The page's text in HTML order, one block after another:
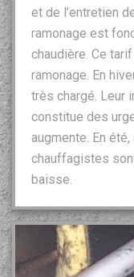
et de l’entretien
ramonage est
chaudière. Ce
ramonage. En
très chargé. Leur
constitue des
augmente. En
chauffagistes
baisse.